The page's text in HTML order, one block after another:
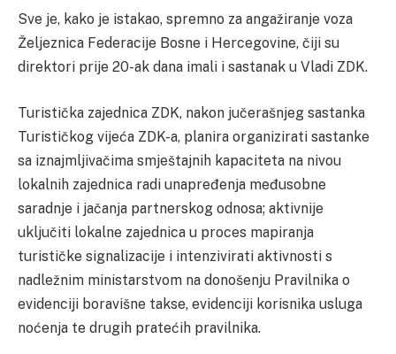
Sve je, kako je istakao, spremno za angažiranje voza
Željeznica Federacije Bosne i Hercegovine, čiji su
direktori prije 20-ak dana imali i sastanak u Vladi ZDK.
Turistička zajednica ZDK, nakon jučerašnjeg sastanka
Turističkog vijeća ZDK-a, planira organizirati sastanke
sa iznajmljivačima smještajnih kapaciteta na nivou
lokalnih zajednica radi unapređenja međusobne
saradnje i jačanja partnerskog odnosa; aktivnije
uključiti lokalne zajednica u proces mapiranja
turističke signalizacije i intenzivirati aktivnosti s
nadležnim ministarstvom na donošenju Pravilnika o
evidenciji boravišne takse, evidenciji korisnika usluga
noćenja te drugih pratećih pravilnika.